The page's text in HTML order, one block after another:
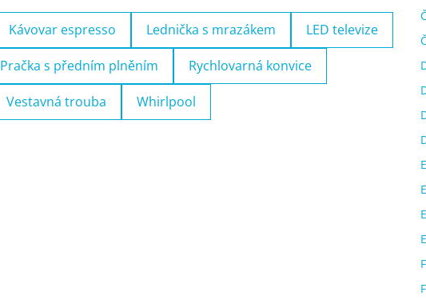
Kávovar espresso Lednička s mrazákem LED televize
Pračka s předním plněním Rychlovarná konvice
Vestavná trouba Whirlpool